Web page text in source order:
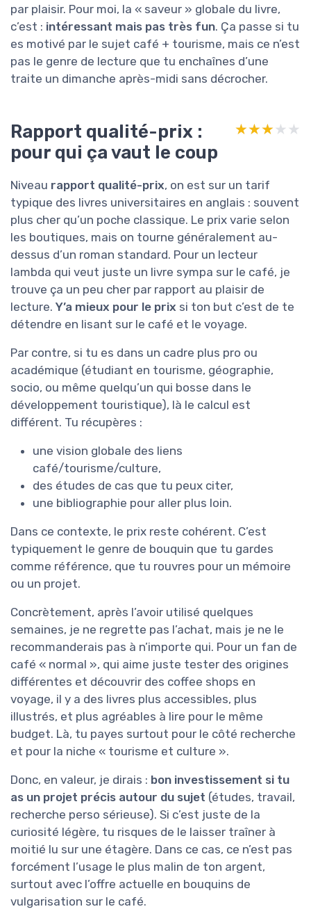
par plaisir. Pour moi, la « saveur » globale du livre,
c’est : intéressant mais pas très fun. Ça passe si tu
es motivé par le sujet café + tourisme, mais ce n’est
pas le genre de lecture que tu enchaînes d’une
traite un dimanche après-midi sans décrocher.
Rapport qualité-prix :
pour qui ça vaut le coup
★★★★★
★★★★★
Niveau rapport qualité-prix, on est sur un tarif
typique des livres universitaires en anglais : souvent
plus cher qu’un poche classique. Le prix varie selon
les boutiques, mais on tourne généralement au-
dessus d’un roman standard. Pour un lecteur
lambda qui veut juste un livre sympa sur le café, je
trouve ça un peu cher par rapport au plaisir de
lecture. Y’a mieux pour le prix si ton but c’est de te
détendre en lisant sur le café et le voyage.
Par contre, si tu es dans un cadre plus pro ou
académique (étudiant en tourisme, géographie,
socio, ou même quelqu’un qui bosse dans le
développement touristique), là le calcul est
différent. Tu récupères :
une vision globale des liens
café/tourisme/culture,
des études de cas que tu peux citer,
une bibliographie pour aller plus loin.
Dans ce contexte, le prix reste cohérent. C’est
typiquement le genre de bouquin que tu gardes
comme référence, que tu rouvres pour un mémoire
ou un projet.
Concrètement, après l’avoir utilisé quelques
semaines, je ne regrette pas l’achat, mais je ne le
recommanderais pas à n’importe qui. Pour un fan de
café « normal », qui aime juste tester des origines
différentes et découvrir des coffee shops en
voyage, il y a des livres plus accessibles, plus
illustrés, et plus agréables à lire pour le même
budget. Là, tu payes surtout pour le côté recherche
et pour la niche « tourisme et culture ».
Donc, en valeur, je dirais : bon investissement si tu
as un projet précis autour du sujet (études, travail,
recherche perso sérieuse). Si c’est juste de la
curiosité légère, tu risques de le laisser traîner à
moitié lu sur une étagère. Dans ce cas, ce n’est pas
forcément l’usage le plus malin de ton argent,
surtout avec l’offre actuelle en bouquins de
vulgarisation sur le café.